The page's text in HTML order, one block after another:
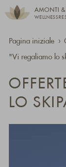
AMONTI &
Pagina iniziale
"Vi regaliamo lo
LO